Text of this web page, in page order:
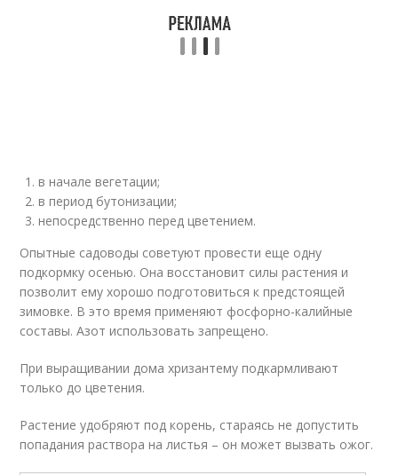
в начале вегетации;
в период бутонизации;
непосредственно перед цветением.
Опытные садоводы советуют провести еще одну
подкормку осенью. Она восстановит силы растения и
позволит ему хорошо подготовиться к предстоящей
зимовке. В это время применяют фосфорно-калийные
составы. Азот использовать запрещено.
При выращивании дома хризантему подкармливают
только до цветения.
Растение удобряют под корень, стараясь не допустить
попадания раствора на листья – он может вызвать ожог.